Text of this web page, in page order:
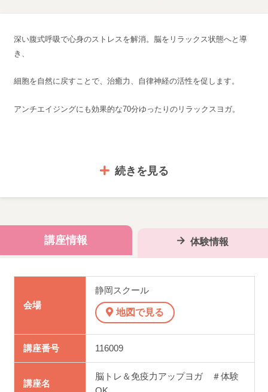
深い腹式呼吸で心身のストレスを解消。脳をリラックス状態へと導
き、
細胞を自然に戻すことで、治癒力、自律神経の活性を促します。
アンチエイジングにも効果的な70分ゆったりのリラックスヨガ。
2022年10月より、運動やダンスなどの講座で受講生の皆様
がけがをした場合に備え、傷害保険に加入します。
団体での契約となるため、対象講座は全員加入となりま
※保険会社：東京海上日動火災保険会社
続きを見る
講座情報
会場
静岡スクール
地図で見る
講座番号 116009
講座名
脳トレ＆免疫力アップヨガ ＃体験
体験情報